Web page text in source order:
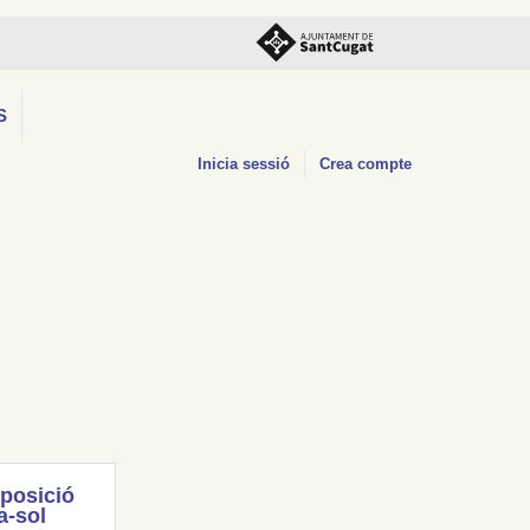
Inicia sessió Crea compte
sol